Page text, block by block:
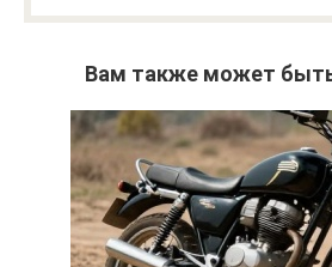
Вам также может